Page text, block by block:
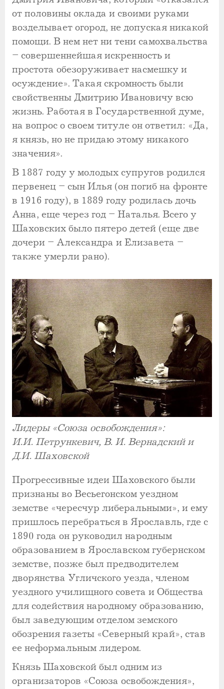
от половины оклада и своими руками
возделывает огород, не допуская никакой
помощи. В нем нет ни тени самохвальства
– совершеннейшая искренность и
простота обезоруживает насмешку и
осуждение». Такая скромность были
свойственны Дмитрию Ивановичу всю
жизнь. Работая в Государственной думе,
на вопрос о своем титуле он ответил: «Да,
я князь, но не придаю этому никакого
значения».
В 1887 году у молодых супругов родился
первенец – сын Илья (он погиб на фронте
в 1916 году), в 1889 году родилась дочь
Анна, еще через год – Наталья. Всего у
Шаховских было пятеро детей (еще две
дочери – Александра и Елизавета –
также умерли рано).
Лидеры «Союза освобождения»:
И.И. Петрункевич, В. И. Вернадский и
Д.И. Шаховской
Прогрессивные идеи Шаховского были
признаны во Весьегонском уездном
земстве «чересчур либеральными», и ему
пришлось перебраться в Ярославль, где с
1890 года он руководил народным
образованием в Ярославском губернском
земстве, позже был предводителем
дворянства Угличского уезда, членом
уездного училищного совета и Общества
для содействия народному образованию,
был заведующим отделом земского
обозрения газеты «Северный край», став
ее неформальным лидером.
Князь Шаховской был одним из
организаторов «Союза освобождения»,